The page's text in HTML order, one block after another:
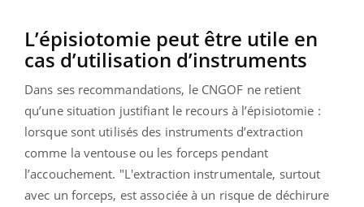
L’épisiotomie peut être utile en
cas d’utilisation d’instruments
Dans ses recommandations, le CNGOF ne retient
qu’une situation justifiant le recours à l’épisiotomie :
lorsque sont utilisés des instruments d’extraction
comme la ventouse ou les forceps pendant
l’accouchement. "L'extraction instrumentale, surtout
avec un forceps, est associée à un risque de déchirure